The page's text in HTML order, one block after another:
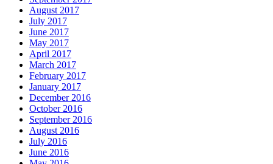
August 2017
July 2017
June 2017
May 2017
April 2017
March 2017
February 2017
January 2017
December 2016
October 2016
September 2016
August 2016
July 2016
June 2016